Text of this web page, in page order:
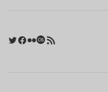
Twitter
Facebook
FlickrLast.fm